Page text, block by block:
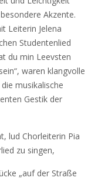
Akzente.
Leiterin Jelena
Studentenlied
du min Leevsten
waren klangvolle
musikalische
Gestik der
lud Chorleiterin Pia
zu singen,
„auf der Straße